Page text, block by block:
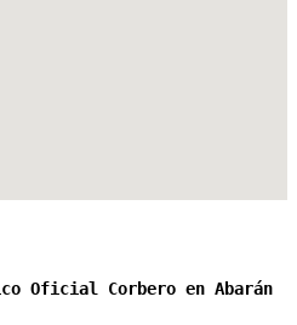
Oficial Corbero en Abarán